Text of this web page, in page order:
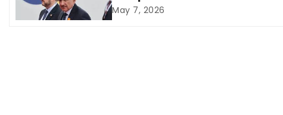
q
May 7, 2026